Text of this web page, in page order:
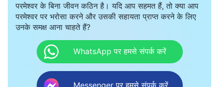
परमेश्वर के बिना जीवन कठिन है। यदि आप सहमत हैं, तो क्या आप
परमेश्वर पर भरोसा करने और उसकी सहायता प्राप्त करने के लिए
उनके समक्ष आना चाहते हैं?
WhatsApp पर हमसे संपर्क करें